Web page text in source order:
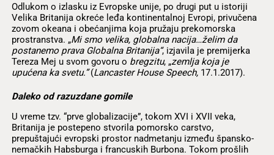
Odlukom o izlasku iz Evropske unije, po drugi put u istoriji
Velika Britanija okreće leđa kontinentalnoj Evropi, privučena
zovom okeana i obećanjima koja pružaju prekomorska
prostranstva. „Mi smo velika, globalna nacija…želim da
postanemo prava Globalna Britanija“, izjavila je premijerka
Tereza Mej u svom govoru o bregzitu, „zemlja koja je
upućena ka svetu.”(Lancaster House Speech, 17.1.2017).
Daleko od razuzdane gomile
U vreme tzv. “prve globalizacije”, tokom XVI i XVII veka,
Britanija je postepeno stvorila pomorsko carstvo,
prepuštajući evropski prostor nadmetanju između špansko-
nemačkih Habsburga i francuskih Burbona. Tokom prošlih